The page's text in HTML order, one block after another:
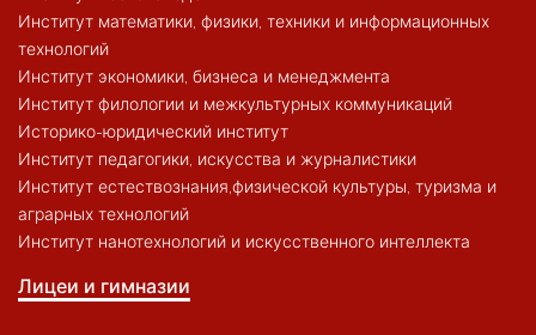
Институт математики, физики, техники и информационных
технологий
Институт экономики, бизнеса и менеджмента
Институт филологии и межкультурных коммуникаций
Историко-юридический институт
Институт педагогики, искусства и журналистики
Институт естествознания,физической культуры, туризма и
аграрных технологий
Институт нанотехнологий и искусственного интеллекта
Лицеи и гимназии